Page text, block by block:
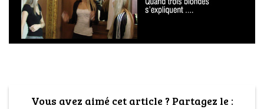
Vous avez aimé cet article ? Partagez le :